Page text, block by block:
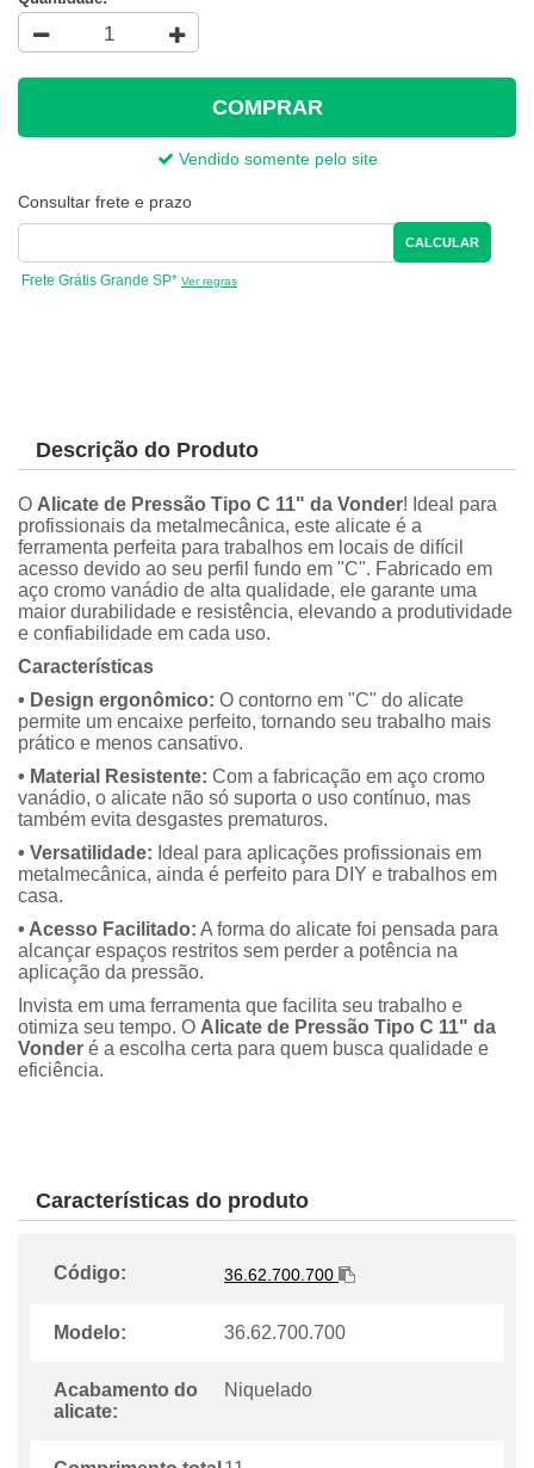
COMPRAR
Vendido somente pelo site
Consultar frete e prazo
CALCULAR
Frete Grátis Grande SP* Ver regras
Descrição do Produto
O Alicate de Pressão Tipo C 11" da Vonder! Ideal para
profissionais da metalmecânica, este alicate é a
ferramenta perfeita para trabalhos em locais de difícil
acesso devido ao seu perfil fundo em "C". Fabricado em
aço cromo vanádio de alta qualidade, ele garante uma
maior durabilidade e resistência, elevando a produtividade
e confiabilidade em cada uso.
Características
• Design ergonômico: O contorno em "C" do alicate
permite um encaixe perfeito, tornando seu trabalho mais
prático e menos cansativo.
• Material Resistente: Com a fabricação em aço cromo
vanádio, o alicate não só suporta o uso contínuo, mas
também evita desgastes prematuros.
• Versatilidade: Ideal para aplicações profissionais em
metalmecânica, ainda é perfeito para DIY e trabalhos em
casa.
• Acesso Facilitado: A forma do alicate foi pensada para
alcançar espaços restritos sem perder a potência na
aplicação da pressão.
Invista em uma ferramenta que facilita seu trabalho e
otimiza seu tempo. O Alicate de Pressão Tipo C 11" da
Vonder é a escolha certa para quem busca qualidade e
eficiência.
Características do produto
Código: 36.62.700.700
Modelo: 36.62.700.700
Acabamento do
alicate:
Niquelado